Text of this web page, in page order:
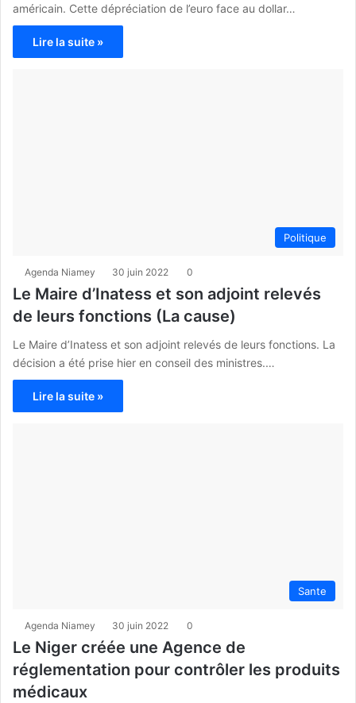
américain. Cette dépréciation de l’euro face au dollar…
Lire la suite »
Politique
Agenda Niamey 30 juin 2022 0
Le Maire d’Inatess et son adjoint relevés
de leurs fonctions (La cause)
Le Maire d’Inatess et son adjoint relevés de leurs fonctions. La
décision a été prise hier en conseil des ministres.…
Lire la suite »
Sante
Agenda Niamey 30 juin 2022 0
Le Niger créée une Agence de
réglementation pour contrôler les produits
médicaux